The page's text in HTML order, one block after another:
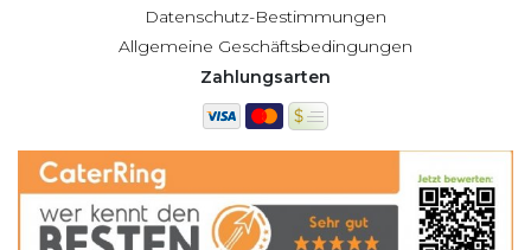
Datenschutz-Bestimmungen
Allgemeine Geschäftsbedingungen
Zahlungsarten